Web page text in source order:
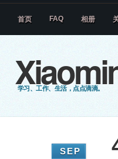
学习、工作、生活，点点滴滴。
首页 FAQ 相册
SEP